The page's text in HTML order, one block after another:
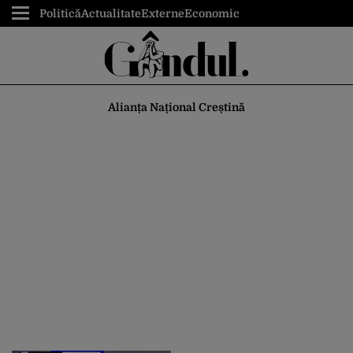
PoliticăActualitateExterneEconomic
Alianța Național Creștină